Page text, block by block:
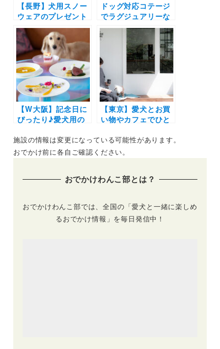
【長野】犬用スノー
ウェアのプレゼント
も！「コートヤー
ド・バイ・マリオッ
ト 白馬」愛犬と雪山
を満喫できるプラン
登場 | 温泉付きルー
ムで宿泊＆白馬岩岳
スノーフィールドへ
のゴンドラ往復券付
き
ドッグ対応コテージ
でラグジュアリーな
BBQディナー！軽井
沢マリオットホテル
の新宿泊プラン
「Terrace Dinner
Stay -愛犬と楽しむ
本格BBQ付-」
【W大阪】記念日に
ぴったり♪愛犬用の
理が楽しめる宿泊プ
ラン登場！8月16日
ップイベントも開催
【東京】愛犬とお買
い物やカフェでひと
BROTHERS」国内
唯一の直営店が中目
施設の情報は変更になっている可能性があります。
おでかけ前に各自ご確認ください。
おでかけわんこ部とは？
おでかけわんこ部では、全国の「愛犬と一緒に楽しめ
るおでかけ情報」を毎日発信中！